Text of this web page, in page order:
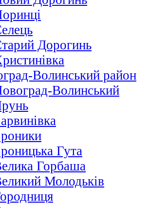
Дорогинь
Волинський район
Волинський
Гута
Горбаша
Молодьків